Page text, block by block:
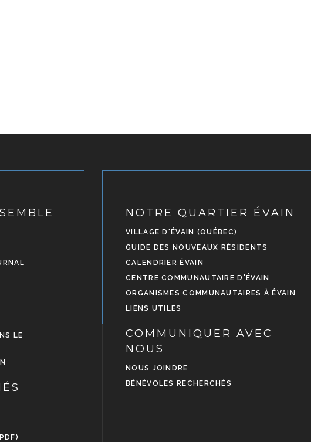
LE
NOTRE QUARTIER ÉVAIN
VILLAGE D'ÉVAIN (QUÉBEC)
GUIDE DES NOUVEAUX RÉSIDENTS
CALENDRIER ÉVAIN
CENTRE COMMUNAUTAIRE D'ÉVAIN
ORGANISMES COMMUNAUTAIRES À ÉVAIN
LIENS UTILES
COMMUNIQUER AVEC
NOUS
NOUS JOINDRE
BÉNÉVOLES RECHERCHÉS